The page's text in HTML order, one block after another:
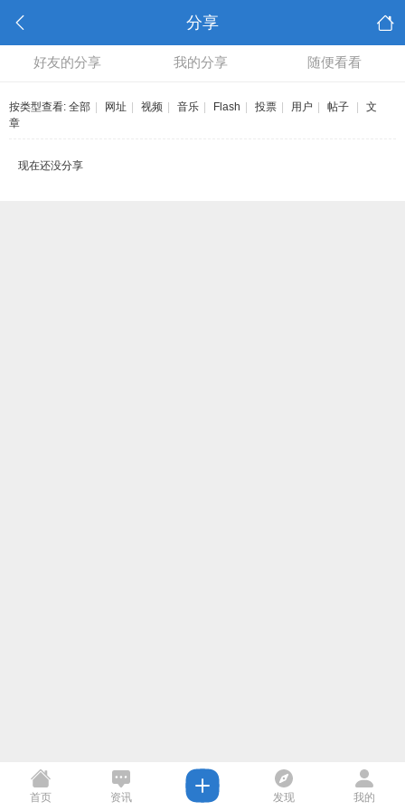
分享
好友的分享 我的分享 随便看看
按类型查看: 全部 网址 视频 音乐 Flash 投票 用户 帖子
文
章
现在还没分享
首页 资讯 发现 我的